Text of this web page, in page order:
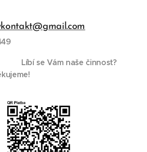
naše činnost?